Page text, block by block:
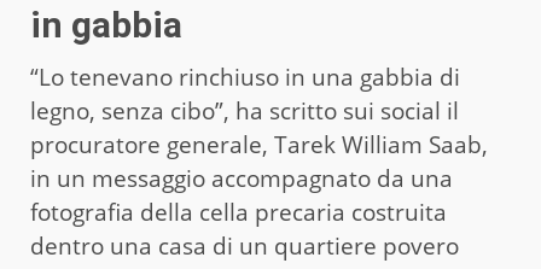
in gabbia
“Lo tenevano rinchiuso in una gabbia di
legno, senza cibo”, ha scritto sui social il
procuratore generale, Tarek William Saab,
in un messaggio accompagnato da una
fotografia della cella precaria costruita
dentro una casa di un quartiere povero